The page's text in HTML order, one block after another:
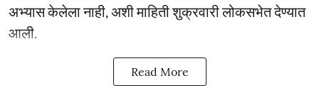
अभ्यास केलेला नाही, अशी माहिती शुक्रवारी लोकसभेत देण्यात
आली.
Read More